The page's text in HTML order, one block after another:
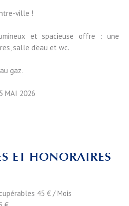
ville !
et spacieuse offre : une
salle d'eau et wc.
gaz.
MAI 2026
ET HONORAIRES
45 € / Mois